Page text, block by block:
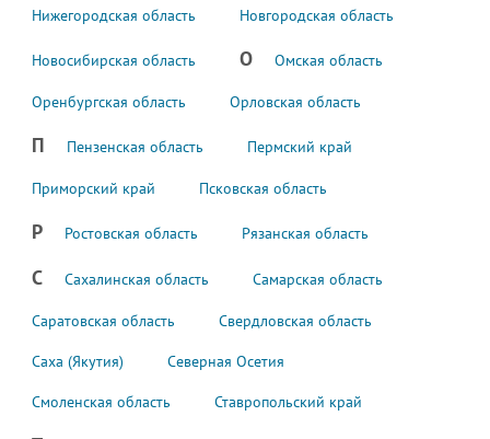
Нижегородская область Новгородская область
Новосибирская область О Омская область
Оренбургская область Орловская область
П Пензенская область Пермский край
Приморский край Псковская область
Р Ростовская область Рязанская область
С Сахалинская область Самарская область
Саратовская область Свердловская область
Саха (Якутия) Северная Осетия
Смоленская область Ставропольский край